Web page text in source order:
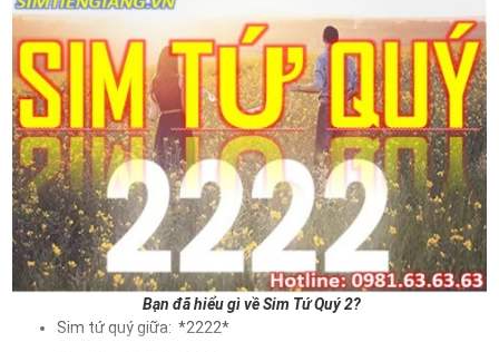
Bạn đã hiểu gì về Sim Tứ Quý 2?
Sim tứ quý giữa: *2222*